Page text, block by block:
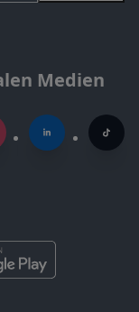
Medien